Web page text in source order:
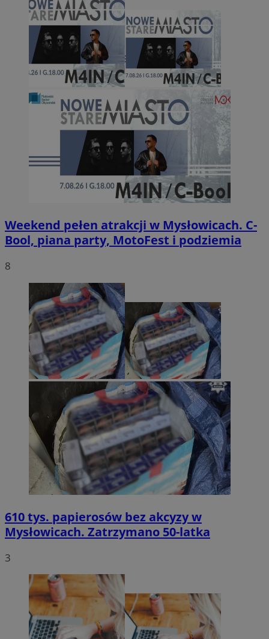
Weekend pełen atrakcji w Mysłowicach. C-
Bool, piana party, MotoFest i podziemia
8
610 tys. papierosów bez akcyzy w
Mysłowicach. Zatrzymano 50-latka
3